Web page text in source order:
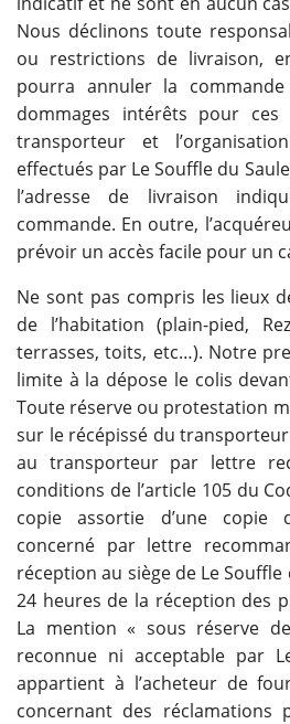
Nous déclinons toute
ou restrictions de livraison,
pourra annuler la
dommages intérêts pour
transporteur et
effectués par Le Souffle du
l’adresse de livraison
commande. En outre,
prévoir un accès facile pour un
Ne sont pas compris les lieux
de l’habitation (plain-pied,
terrasses, toits, etc…). Notre
limite à la dépose le colis
Toute réserve ou protestation
sur le récépissé du
au transporteur par lettre
conditions de l’article 105 du
copie assortie d’une
concerné par lettre
réception au siège de Le Souffle
24 heures de la réception des
La mention « sous réserve
reconnue ni acceptable par
appartient à l’acheteur de
concernant des réclamations